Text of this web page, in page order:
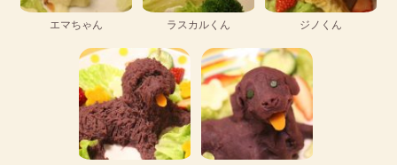
エマちゃん ラスカルくん ジノくん